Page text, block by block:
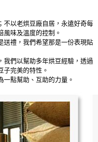
以老烘豆廠自居，永遠好奇每
風味及溫度的控制。
禮，我們希望那是一份表現貼
們以幫助多年烘豆經驗，透過
子完美的特性。
點幫助、互助的力量。